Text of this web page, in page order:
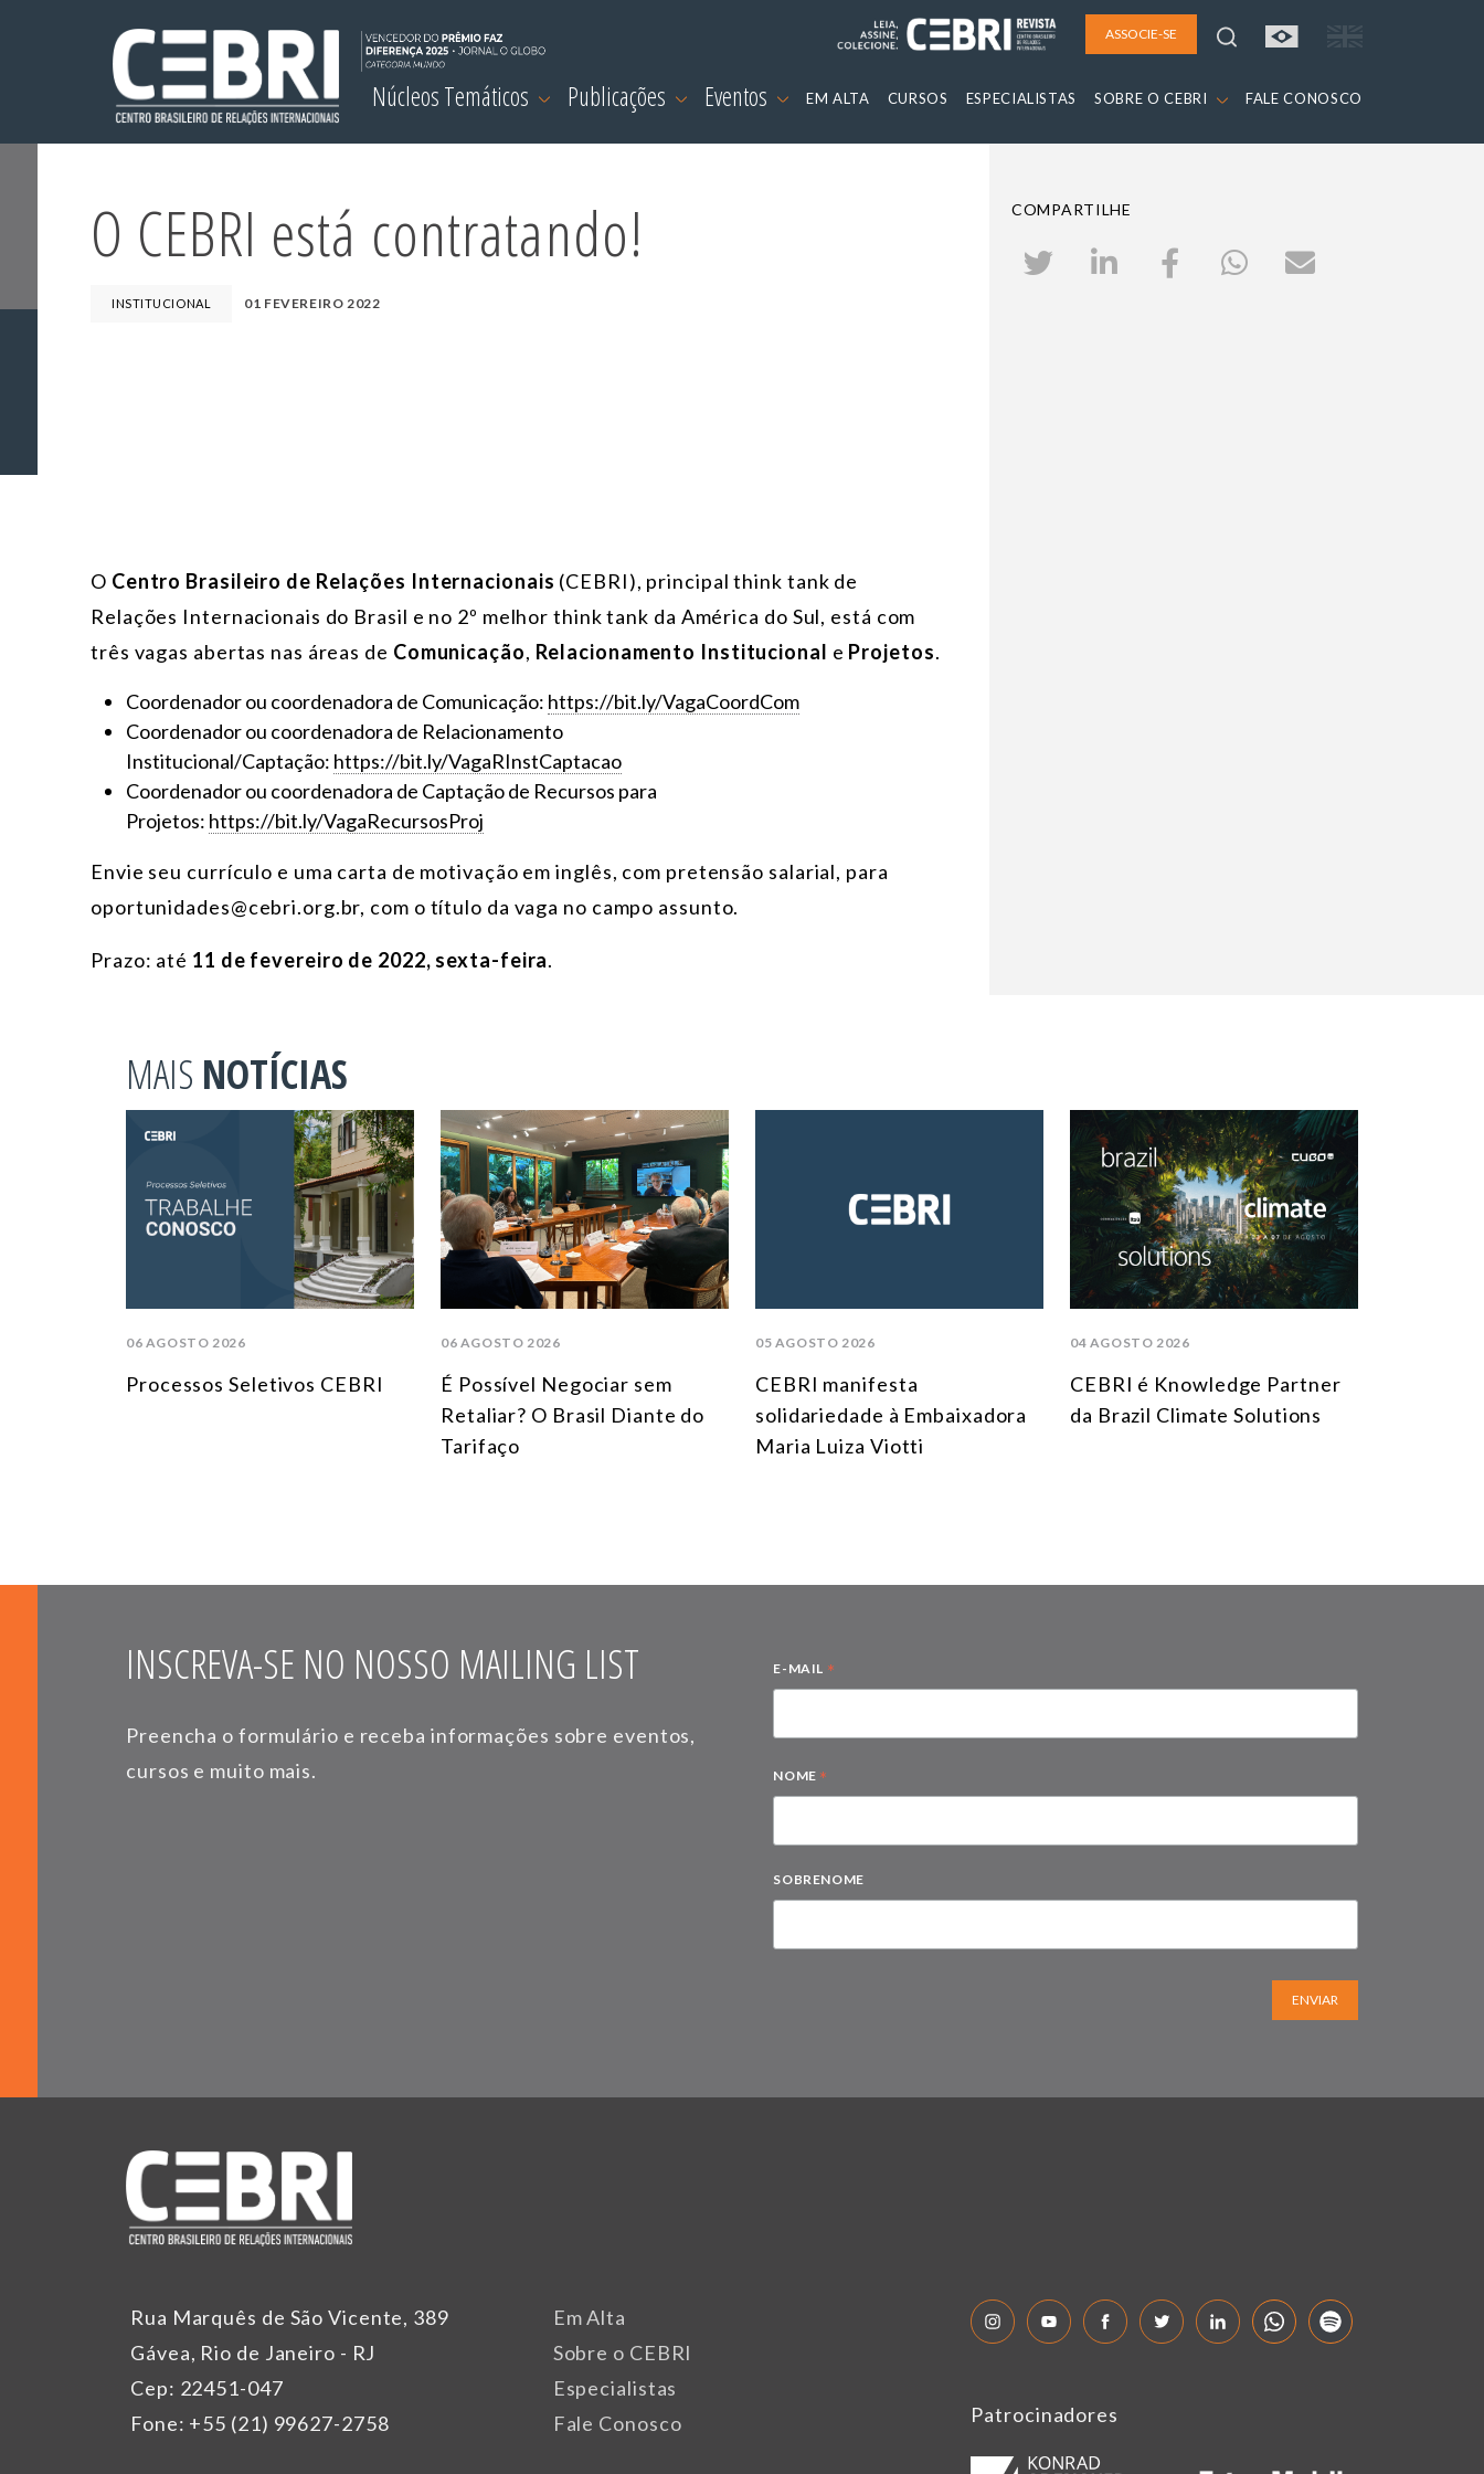
ASSOCIE-SE
Núcleos Temáticos Publicações Eventos EM ALTA CURSOS ESPECIALISTAS SOBRE O CEBRI FALE CONOSCO
O CEBRI está contratando!
INSTITUCIONAL 01 FEVEREIRO 2022
O Centro Brasileiro de Relações Internacionais (CEBRI), principal think tank de
Relações Internacionais do Brasil e no 2º melhor think tank da América do Sul, está com
três vagas abertas nas áreas de Comunicação, Relacionamento Institucional e Projetos.
Coordenador ou coordenadora de Comunicação: https://bit.ly/VagaCoordCom
Coordenador ou coordenadora de Relacionamento
Institucional/Captação: https://bit.ly/VagaRInstCaptacao
Coordenador ou coordenadora de Captação de Recursos para
Projetos: https://bit.ly/VagaRecursosProj
Envie seu currículo e uma carta de motivação em inglês, com pretensão salarial, para
oportunidades@cebri.org.br, com o título da vaga no campo assunto.
Prazo: até 11 de fevereiro de 2022, sexta-feira.
COMPARTILHE
MAIS NOTÍCIAS
06 AGOSTO 2026
Processos Seletivos CEBRI
06 AGOSTO 2026
É Possível Negociar sem
Retaliar? O Brasil Diante do
Tarifaço
05 AGOSTO 2026
CEBRI manifesta
solidariedade à Embaixadora
Maria Luiza Viotti
04 AGOSTO 2026
CEBRI é Knowledge Partner
da Brazil Climate Solutions
INSCREVA-SE NO NOSSO MAILING LIST
Preencha o formulário e receba informações sobre eventos,
cursos e muito mais.
E-MAIL *
NOME *
SOBRENOME
ENVIAR
Rua Marquês de São Vicente, 389
Gávea, Rio de Janeiro - RJ
Cep: 22451-047
Fone: +55 (21) 99627-2758
Em Alta
Sobre o CEBRI
Especialistas
Fale Conosco
Patrocinadores